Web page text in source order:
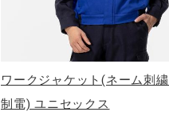
ワークジャケット(ネーム刺
制電) ユニセックス